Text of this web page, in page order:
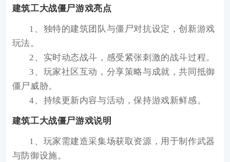
建筑工大战僵尸游戏亮点
1、独特的建筑团队与僵尸对抗设定，创新游戏
玩法。
2、实时动态战斗，感受紧张刺激的战斗过程。
3、玩家社区互动，分享策略与成就，共同抵御
僵尸威胁。
4、持续更新内容与活动，保持游戏新鲜感。
建筑工大战僵尸游戏说明
1、玩家需建造采集场获取资源，用于制作武器
与防御设施。